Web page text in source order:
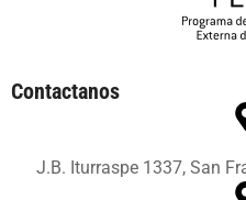
Contactanos
J.B. Iturraspe 1337, San